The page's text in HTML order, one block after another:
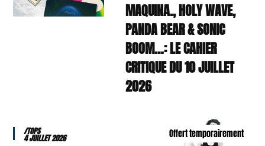
MAQUINA., HOLY WAVE,
PANDA BEAR & SONIC
BOOM…: LE CAHIER
CRITIQUE DU 10 JUILLET
2026
Offert temporairement
/TOPS
4 JUILLET 2026